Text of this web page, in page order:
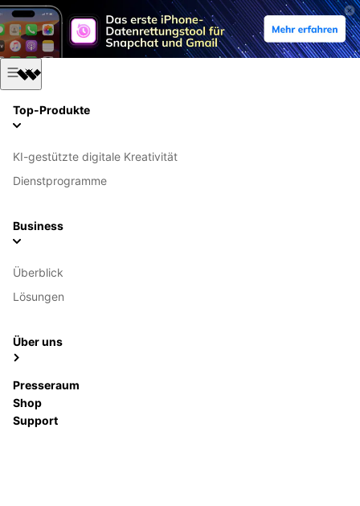
Top-Produkte
KI-gestützte digitale Kreativität
Dienstprogramme
Business
Überblick
Lösungen
Über uns
Presseraum
Shop
Support